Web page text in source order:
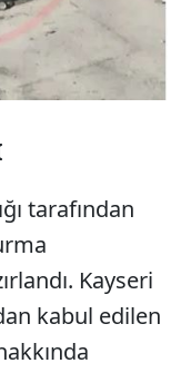
tarafından
Kayseri
kabul edilen